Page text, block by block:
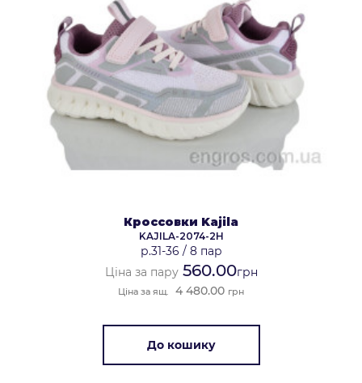
Кроссовки Kajila
KAJILA-2074-2H
р.31-36 / 8 пар
Ціна за пару560.00грн
Ціна за ящ. 4 480.00 грн
До кошику